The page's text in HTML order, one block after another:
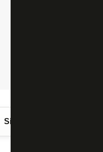
Siga o FogãoNET